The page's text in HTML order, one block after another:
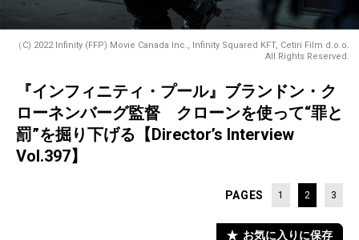
（C) 2022 Infinity (FFP) Movie Canada Inc., Infinity Squared KFT, Cetiri Film d.o.o.
All Rights Reserved.
『インフィニティ・プール』ブランドン・ク
ローネンバーグ監督 クローンを使って“罪と
罰”を掘り下げる【Director’s Interview
Vol.397】
PAGES 1 2 3
お気に入りに保存